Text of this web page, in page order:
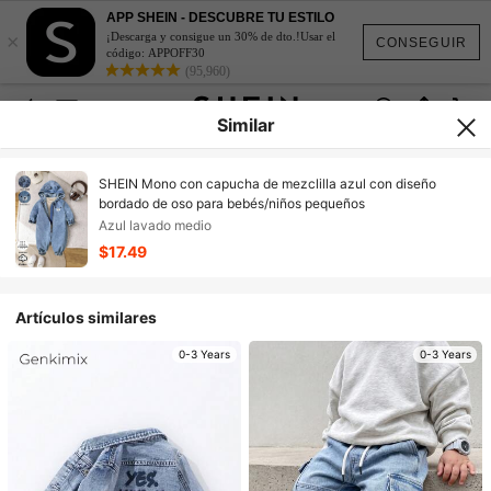
CONSEGUIR
×
APP SHEIN - DESCUBRE TU ESTILO
¡Descarga y consigue un 30% de dto.!Usar el
código: APPOFF30
(95,960)
Similar
SHEIN Mono con capucha de mezclilla azul con diseño
bordado de oso para bebés/niños pequeños
Azul lavado medio
$17.49
Artículos similares
0-3 Years 0-3 Years